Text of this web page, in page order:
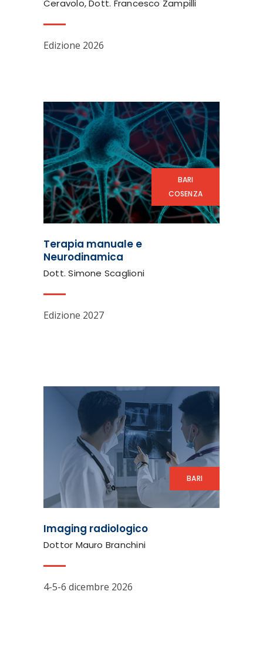
Ceravolo, Dott. Francesco Zampilli
Edizione 2026
BARI
COSENZA
Terapia manuale e
Neurodinamica
Dott. Simone Scaglioni
Edizione 2027
BARI
Imaging radiologico
Dottor Mauro Branchini
4-5-6 dicembre 2026